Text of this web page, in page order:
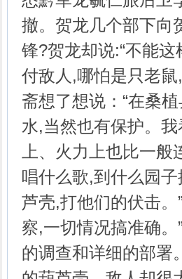
撤。贺龙几个部下向
锋?贺龙却说:“不能
付敌人,哪怕是只老
斋想了想说：“在桑
水,当然也有保护。
上、火力上也比一
唱什么歌,到什么园
芦壳,打他们的伏击
察,一切情况搞准确
的调查和详细的部署